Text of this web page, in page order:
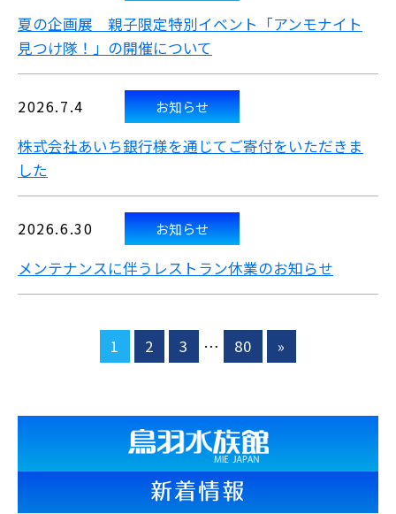
夏の企画展 親子限定特別イベント「アンモナイト
見つけ隊！」の開催について
2026.7.4 お知らせ
株式会社あいち銀行様を通じてご寄付をいただきま
した
2026.6.30 お知らせ
メンテナンスに伴うレストラン休業のお知らせ
1 2 3 … 80 »
新着情報